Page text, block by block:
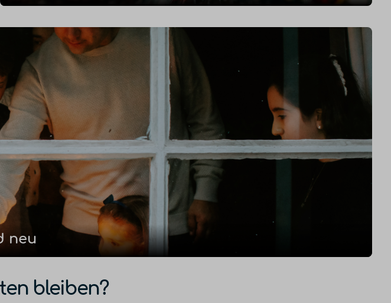
neu
bleiben?